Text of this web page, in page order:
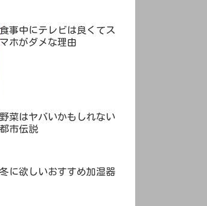
食事中にテレビは良くてス
マホがダメな理由
野菜はヤバいかもしれない
都市伝説
冬に欲しいおすすめ加湿器